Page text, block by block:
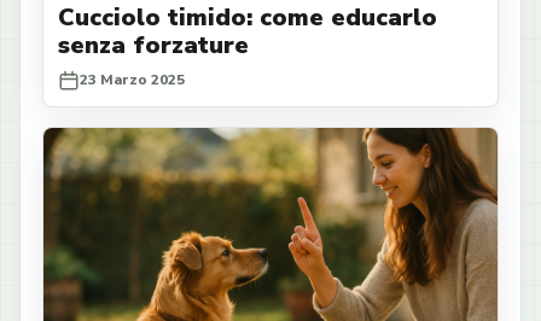
Cucciolo timido: come educarlo
senza forzature
23 Marzo 2025